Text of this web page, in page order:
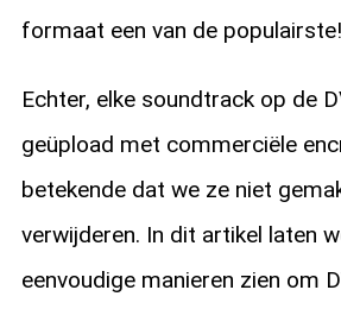
formaat een van de populairste!
Echter, elke soundtrack op de
geüpload met commerciële
betekende dat we ze niet
verwijderen. In dit artikel laten
eenvoudige manieren zien om